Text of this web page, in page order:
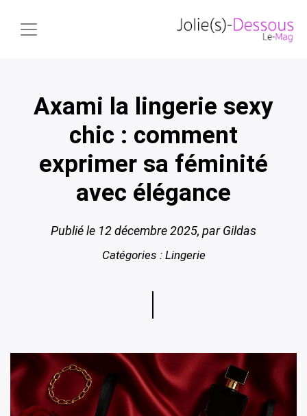
Axami la lingerie sexy
chic : comment
exprimer sa féminité
avec élégance
Publié le 12 décembre 2025, par Gildas
Catégories : Lingerie